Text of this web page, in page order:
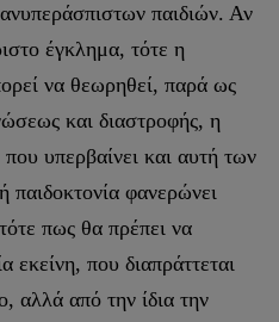
παιδιών. Αν
έγκλημα, τότε η
να θεωρηθεί, παρά ως
και διαστροφής, η
υπερβαίνει και αυτή των
φανερώνει
πως θα πρέπει να
εκείνη, που διαπράττεται
αλλά από την ίδια την